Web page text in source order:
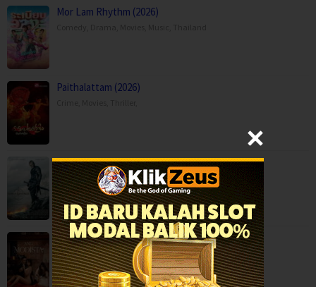
Mor Lam Rhythm (2026)
Paithalattam (2026)
Son of Revenge – The Story of Kalevala (…
Action,Drama,Movies, Finland
Ang Modista (2026)
BOX OFFICE,